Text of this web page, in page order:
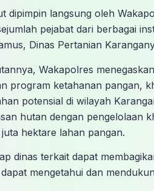
dipimpin langsung oleh
pejabat dari berbagai
Dinas Pertanian
Wakapolres
program ketahanan pangan,
potensial di wilayah
hutan dengan pengelolaan
hektare lahan pangan.
dinas terkait dapat
mengetahui dan